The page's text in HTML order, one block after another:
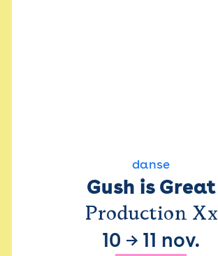
danse
Gush is Great
Production Xx
10 → 11 nov.